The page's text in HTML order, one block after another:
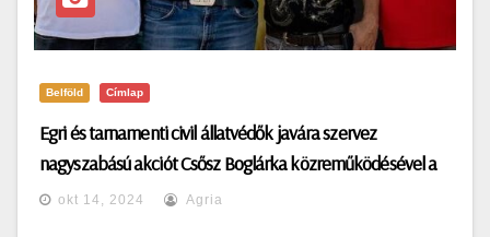
Belföld Címlap
Egri és tarnamenti civil állatvédők javára szervez
nagyszabású akciót Csősz Boglárka közreműködésével a
Noé Állatotthon, a Szurkolók az állatokért és a
okt 14, 2024 Agria